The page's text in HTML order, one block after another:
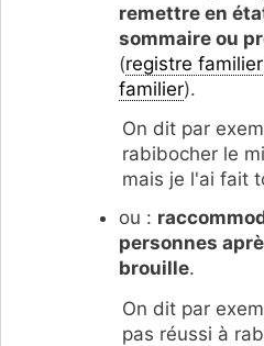
remettre en
sommaire ou
(registre familier
familier).
On dit par
rabibocher le
mais je l'ai fait
ou :
personnes
brouille.
On dit par
pas réussi à